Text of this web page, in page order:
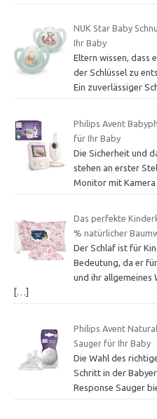
NUK Star Baby
Ihr Baby
Eltern wissen, dass
der Schlüssel zu
Ein zuverlässiger
Philips Avent
für Ihr Baby
Die Sicherheit und
stehen an erster
Monitor mit Kamera
Das perfekte
% natürlicher
Der Schlaf ist für
Bedeutung, da er
und ihr allgemeines
[…]
Philips Avent
Sauger für Ihr Baby
Die Wahl des
Schritt in der
Response Sauger